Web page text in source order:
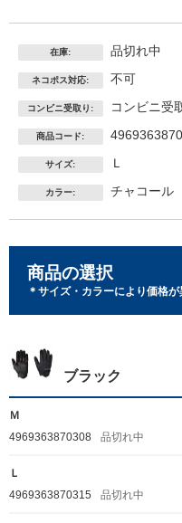
在庫: 品切れ中
ネコポス対応: 不可
コンビニ受取り: コンビニ受
商品コード:
サイズ: Ｌ
カラー: チャコール
商品の選択
＊サイズ・カラーにより価格が
ブラック
Ｍ
4969363870308
品切れ中
Ｌ
4969363870315
品切れ中